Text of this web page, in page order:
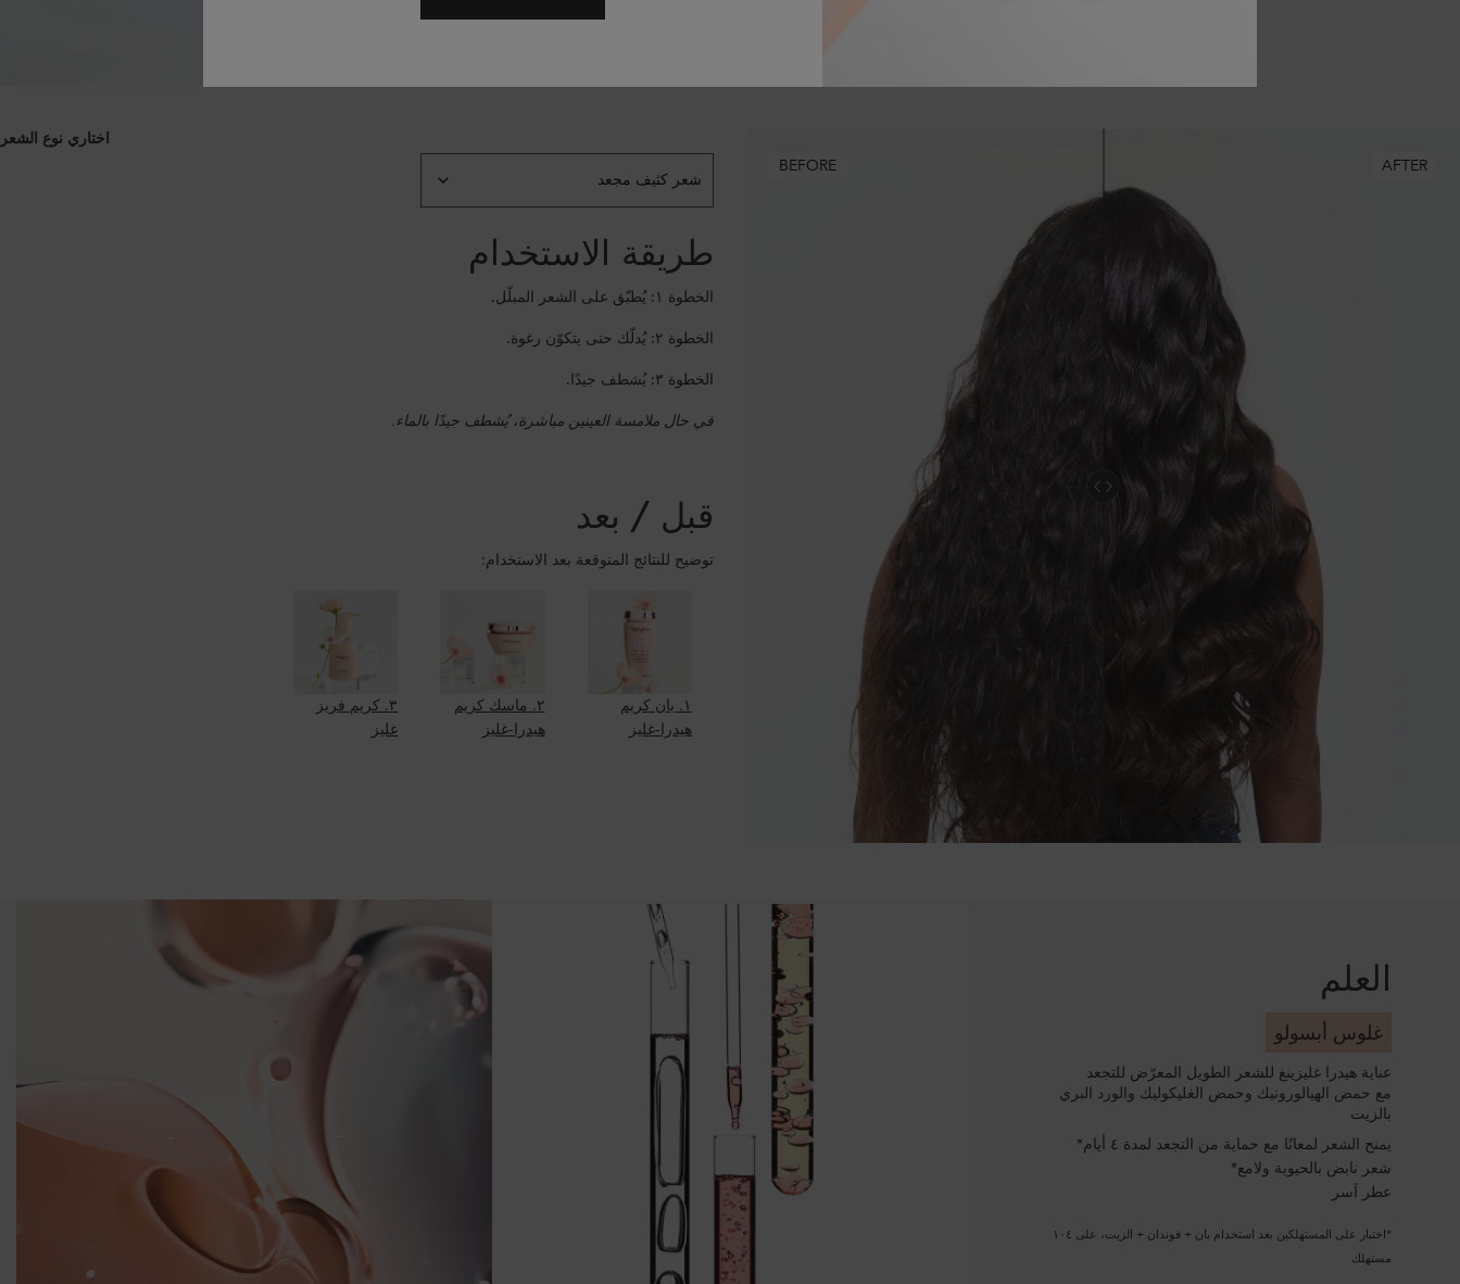
AFTER
BEFORE
اختاري نوع الشعر
شعر كثيف مجعد
طريقة الاستخدام
الخطوة ١: يُطبّق على الشعر المبلّل.
الخطوة ٢: يُدلّك حتى يتكوّن رغوة.
الخطوة ٣: يُشطف جيدًا.
في حال ملامسة العينين مباشرة، يُشطف جيدًا بالماء.
قبل / بعد
توضيح للنتائج المتوقعة بعد الاستخدام:
١. بان كريم
هيدرا-غليز
٢. ماسك كريم
هيدرا-غليز
٣. كريم فريز
غليز
العلم
غلوس أبسولو
عناية هيدرا غليزينغ للشعر الطويل المعرّض للتجعد
مع حمض الهيالورونيك وحمض الغليكوليك والورد البري
بالزيت
يمنح الشعر لمعانًا مع حماية من التجعد لمدة ٤ أيام*
شعر نابض بالحيوية ولامع*
عطر آسر
*اختبار على المستهلكين بعد استخدام بان + فوندان + الزيت، على ١٠٤
مستهلك